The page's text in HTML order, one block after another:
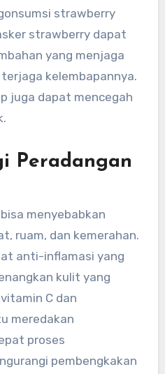
strawberry
strawberry dapat
yang menjaga
kelembapannya.
juga dapat mencegah
Peradangan
menyebabkan
ruam, dan kemerahan.
anti-inflamasi yang
kulit yang
C dan
meredakan
proses
pembengkakan